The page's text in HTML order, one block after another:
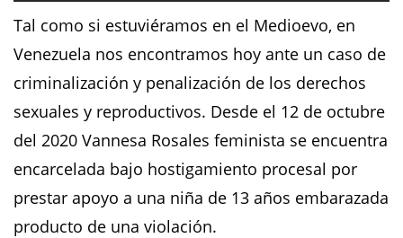
Tal como si estuviéramos en el Medioevo, en
Venezuela nos encontramos hoy ante un caso de
criminalización y penalización de los derechos
sexuales y reproductivos. Desde el 12 de octubre
del 2020 Vannesa Rosales feminista se encuentra
encarcelada bajo hostigamiento procesal por
prestar apoyo a una niña de 13 años embarazada
producto de una violación.